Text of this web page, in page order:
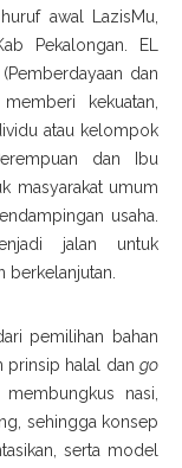
awal LazisMu,
Pekalongan. EL
dan
kekuatan,
atau kelompok
dan Ibu
masyarakat umum
usaha.
jalan untuk
berkelanjutan.
pemilihan bahan
prinsip halal dan go
nasi,
sehingga konsep
serta model